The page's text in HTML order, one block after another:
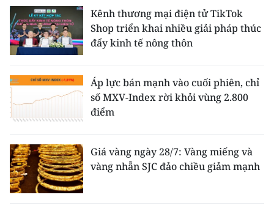
Kênh thương mại điện tử TikTok
Shop triển khai nhiều giải pháp thúc
đẩy kinh tế nông thôn
Áp lực bán mạnh vào cuối phiên, chỉ
số MXV-Index rời khỏi vùng 2.800
điểm
Giá vàng ngày 28/7: Vàng miếng và
vàng nhẫn SJC đảo chiều giảm mạnh